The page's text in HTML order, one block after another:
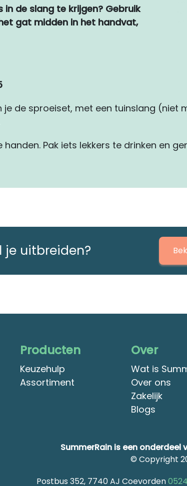
de slang te krijgen? Gebruik
gat midden in het handvat,
je de sproeiset, met een tuinslang (niet
handen. Pak iets lekkers te drinken en
je uitbreiden?
Producten
Keuzehulp
Assortiment
Over
Wat is
Over ons
Zakelijk
Blogs
SummerRain is een onderdeel
© Copyright
Postbus 352, 7740 AJ Coevorden